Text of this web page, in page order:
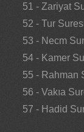
51 - Zariyat
52 - Tur
53 - Necm
54 - Kamer
55 - Rahman
56 - Vakıa
57 - Hadid